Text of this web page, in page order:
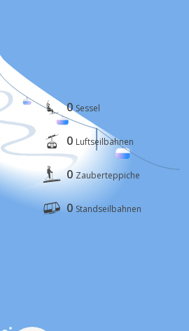
0 Sessel
0 Luftseilbahnen
0 Zauberteppiche
0 Standseilbahnen